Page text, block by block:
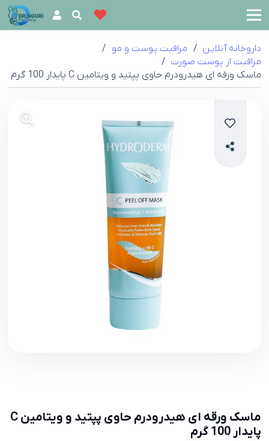
داروخانه آنلاین / مراقبت پوست و مو /
مراقبت از پوست صورت /
ماسک ورقه ای هیدرودرم حاوی پپتید و ویتامین C پایدار 100 گرم
ماسک ورقه ای هیدرودرم حاوی پپتید و ویتامین C
پایدار 100 گرم